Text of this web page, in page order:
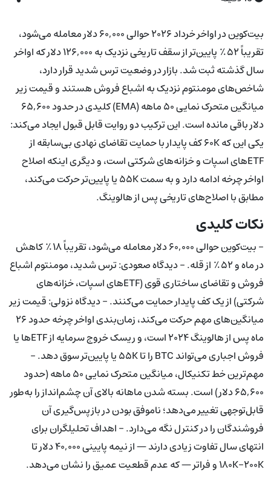
بیت‌کوین در اواخر خرداد ۲۰۲۶ حوالی ۶۰,۰۰۰ دلار معامله می‌شود،
تقریباً ۵۲٪ پایین‌تر از سقف تاریخی نزدیک به ۱۲۶,۰۰۰ دلار که اواخر
سال گذشته ثبت شد. بازار در وضعیت ترس شدید قرار دارد،
شاخص‌های مومنتوم نزدیک به اشباع فروش هستند و قیمت زیر
میانگین متحرک نمایی ۵۰ ماهه (EMA) کلیدی در حدود ۶۵,۶۰۰
دلار باقی مانده است. این ترکیب دو روایت قابل قبول ایجاد می‌کند:
یکی این که ۶۰K کف پایدار با حمایت تقاضای نهادی بی‌سابقه از
ETFهای اسپات و خزانه‌های شرکتی است، و دیگری اینکه اصلاح
اواخر چرخه ادامه دارد و به سمت ۵۵K یا پایین‌تر حرکت می‌کند،
مطابق با اصلاح‌های تاریخی پس از هالوینگ.
نکات کلیدی
- بیت‌کوین حوالی ۶۰,۰۰۰ دلار معامله می‌شود، تقریباً ۱۸٪ کاهش
در ماه و ۵۲٪ از قله. - دیدگاه صعودی: ترس شدید، مومنتوم اشباع
فروش و تقاضای ساختاری قوی (ETFهای اسپات، خزانه‌های
شرکتی) از یک کف پایدار حمایت می‌کنند. - دیدگاه نزولی: قیمت زیر
میانگین‌های مهم حرکت می‌کند، زمان‌بندی اواخر چرخه حدود ۲۶
ماه پس از هالوینگ ۲۰۲۴ است، و ریسک خروج سرمایه از ETFها یا
فروش اجباری می‌تواند BTC را تا ۵۵K یا پایین‌تر سوق دهد. -
مهم‌ترین خط تکنیکال، میانگین متحرک نمایی ۵۰ ماهه (حدود
۶۵,۶۰۰ دلار) است. بسته شدن ماهانه بالای آن چشم‌انداز را به‌طور
قابل‌توجهی تغییر می‌دهد؛ ناموفق بودن در بازپس‌گیری آن
فروشندگان را در کنترل نگه می‌دارد. - اهداف تحلیلگران برای
انتهای سال تفاوت زیادی دارند — از نیمه پایینی ۴۰,۰۰۰ دلار تا
۱۸۰K–۲۰۰K و فراتر — که عدم قطعیت عمیق را نشان می‌دهد.